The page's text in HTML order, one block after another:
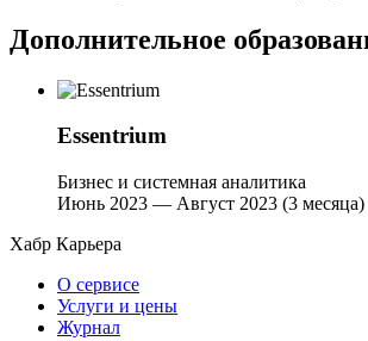
Дополнительное
Essentrium
Бизнес и системная аналитика
Июнь 2023 — Август 2023 (3 месяца)
Хабр Карьера
О сервисе
Услуги и цены
Журнал